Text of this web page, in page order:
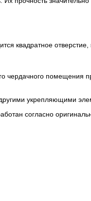
квадратное
чердачного помещения
укрепляющими
согласно